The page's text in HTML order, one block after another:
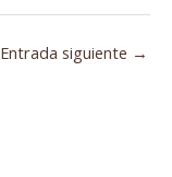
Entrada siguiente →